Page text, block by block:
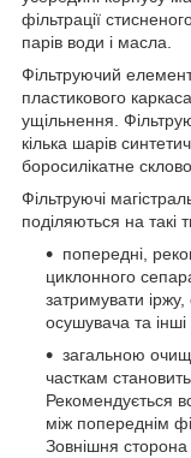
фільтрації
парів води і масла.
Фільтруючий
пластикового
ущільнення.
кілька шарів
боросилікатне
Фільтруючі
поділяються на такі
попередні,
циклонного
затримувати
осушувача та
загальною
часткам
Рекомендується
між попереднім
Зовнішня